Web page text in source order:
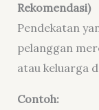
Rekomendasi)
Pendekatan
pelanggan
atau keluarga
Contoh: